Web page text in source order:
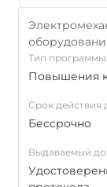
Тип программы:
Повышения
Срок действия
Бессрочно
Выдаваемый